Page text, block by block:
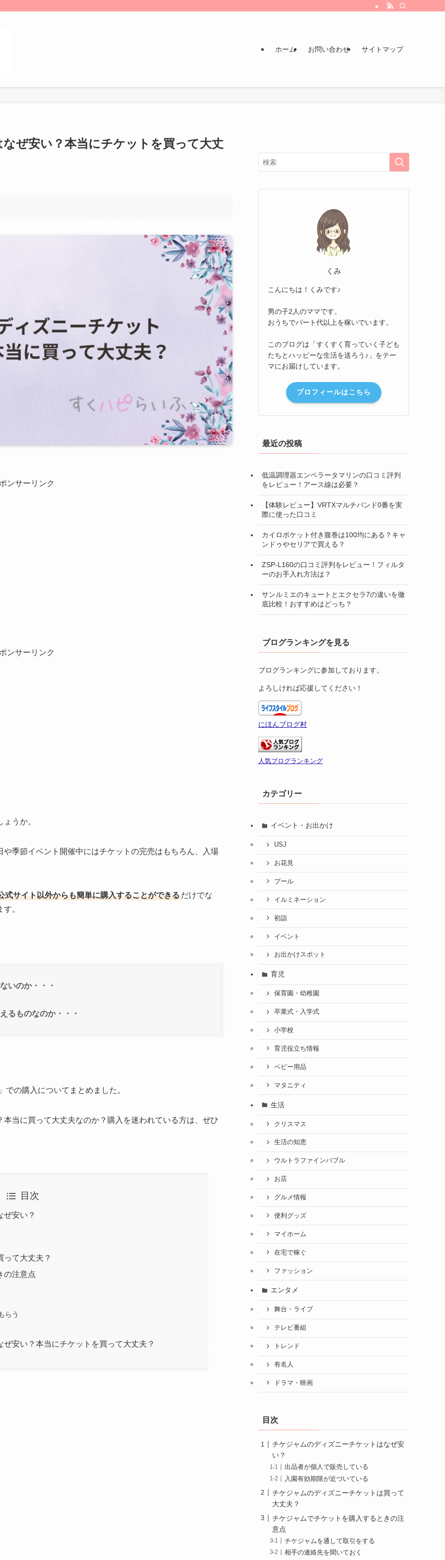
ホーム お問い合わせ サイトマップ
ぜ安い？本当にチケットを買って大丈
ンサーリンク
ンサーリンク
うか。
季節イベント開催中にはチケットの完売はもちろん、入場
式サイト以外からも簡単に購入することができるだけでな
。
いのか・・・
るものなのか・・・
での購入についてまとめました。
当に買って大丈夫なのか？購入を迷われている方は、ぜひ
目次
ぜ安い？
って大丈夫？
の注意点
らう
安い？本当にチケットを買って大丈夫？
くみ
こんにちは！くみです♪
男の子2人のママです。
おうちでパート代以上を稼いでいます。
このブログは「すくすく育っていく子ども
たちとハッピーな生活を送ろう♪」をテー
マにお届けしています。
プロフィールはこちら
最近の投稿
低温調理器エンペラータマリンの口コミ評判
をレビュー！アース線は必要？
【体験レビュー】VRTXマルチバンド0番を実
際に使った口コミ
カイロポケット付き腹巻は100均にある？キャ
ンドゥやセリアで買える？
ZSP-L160の口コミ評判をレビュー！フィルタ
ーのお手入れ方法は？
サンルミエのキュートとエクセラ7の違いを徹
底比較！おすすめはどっち？
ブログランキングを見る
ブログランキングに参加しております。
よろしければ応援してください！
にほんブログ村
人気ブログランキング
カテゴリー
イベント・お出かけ
USJ
お花見
プール
イルミネーション
初詣
イベント
お出かけスポット
育児
保育園・幼稚園
卒業式・入学式
小学校
育児役立ち情報
ベビー用品
マタニティ
生活
クリスマス
生活の知恵
ウルトラファインバブル
お店
グルメ情報
便利グッズ
マイホーム
在宅で稼ぐ
ファッション
エンタメ
舞台・ライブ
テレビ番組
トレンド
有名人
ドラマ・映画
目次
チケジャムのディズニーチケットはなぜ安
い？
出品者が個人で販売している
入園有効期限が近づいている
チケジャムのディズニーチケットは買って
大丈夫？
チケジャムでチケットを購入するときの注
意点
チケジャムを通して取引をする
相手の連絡先を聞いておく